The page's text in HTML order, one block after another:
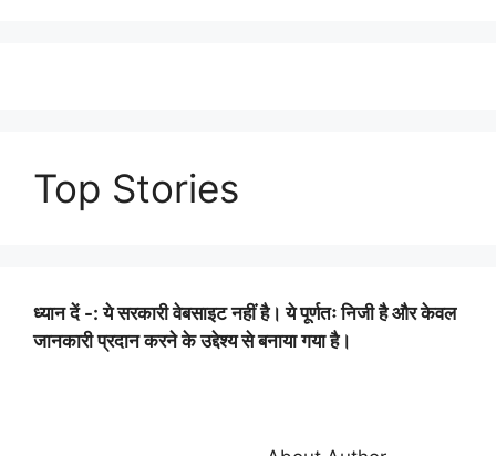
Top Stories
ध्यान दें -: ये सरकारी वेबसाइट नहीं है। ये पूर्णतः निजी है और केवल
जानकारी प्रदान करने के उद्देश्य से बनाया गया है।